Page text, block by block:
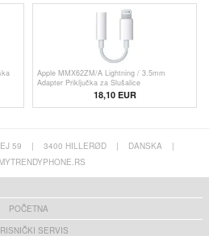
Apple MMX62ZM/A Lightning / 3.5mm
Adapter Priključka za Slušalice
18,10 EUR
59 | 3400 HILLERØD | DANSKA
|
POČETNA
SERVIS